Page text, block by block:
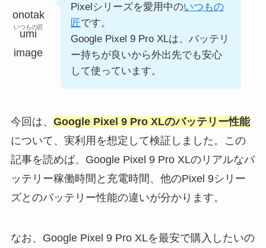
いつもの匠
Pixelシリーズを愛用中のいつもの
匠です。
Google Pixel 9 Pro XLは、バッテリ
ー持ちが良いから外出先でも安心
して使っています。
今回は、 Google Pixel 9 Pro XLのバッテリー性能
について、実利用を想定して検証しました。この
記事を読めば、Google Pixel 9 Pro XLのリアルなバ
ッテリー稼働時間と充電時間、他のPixel 9シリー
ズとのバッテリー性能の違いが分かります。
なお、Google Pixel 9 Pro XLを最安で購入したいの